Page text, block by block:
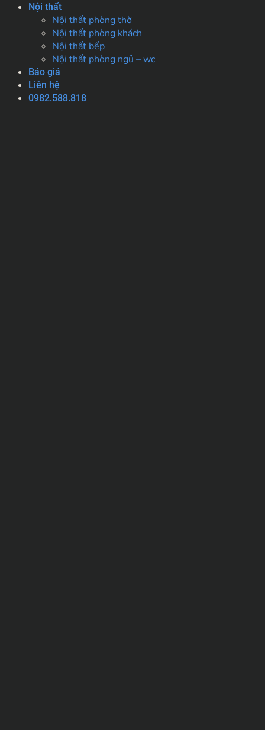
Nội thất
Nội thất phòng thờ
Nội thất phòng khách
Nội thất bếp
Nội thất phòng ngủ – wc
Báo giá
Liên hệ
0982.588.818